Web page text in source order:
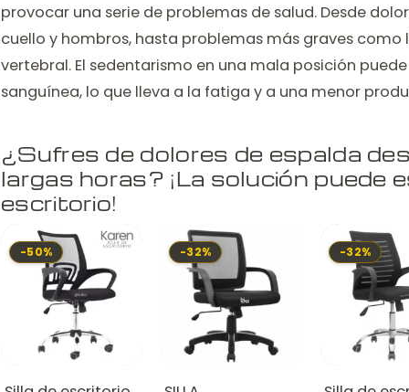
provocar una serie de problemas de salud. Desde
cuello y hombros, hasta problemas más graves como
vertebral. El sedentarismo en una mala posición
sanguínea, lo que lleva a la fatiga y a una menor
¿Sufres de dolores de espalda
largas horas? ¡La solución puede
escritorio!
-50% -32% -32%